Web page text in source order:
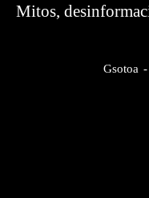
Mitos,
Gsotoa -